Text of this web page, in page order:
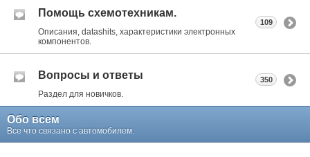
Помощь схемотехникам.
Описания, datashits, характеристики электронных
компонентов.
109
Вопросы и ответы
Раздел для новичков.
350
Обо всем
Все что связано с автомобилем.